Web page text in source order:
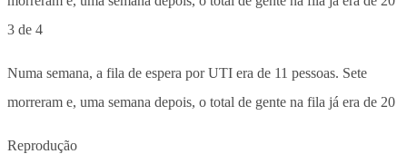
3 de 4
Numa semana, a fila de espera por UTI era de 11 pessoas. Sete
morreram e, uma semana depois, o total de gente na fila já era de 20
Reprodução